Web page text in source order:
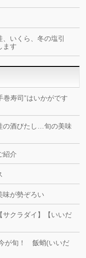
いくら、冬の塩引
ます
巻寿司”はいかがです
の酒びたし…旬の美味
紹介
が勢ぞろい
サクラダイ】【いいだ
が旬！ 飯蛸(いいだ